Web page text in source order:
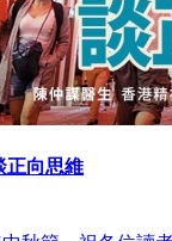
正向思維